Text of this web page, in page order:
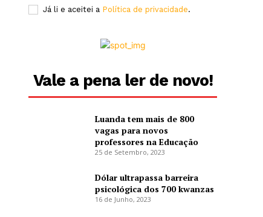
Já li e aceitei a Política de privacidade.
Vale a pena ler de novo!
Luanda tem mais de 800
vagas para novos
professores na Educação
25 de Setembro, 2023
Dólar ultrapassa barreira
psicológica dos 700 kwanzas
16 de Junho, 2023